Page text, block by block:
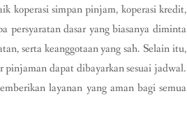
koperasi simpan pinjam, koperasi kredit,
persyaratan dasar yang biasanya diminta
serta keanggotaan yang sah. Selain itu,
dapat dibayarkan sesuai jadwal.
layanan yang aman bagi semua